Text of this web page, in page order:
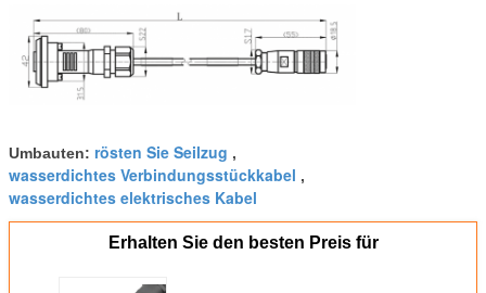
Umbauten: rösten Sie Seilzug ,
wasserdichtes Verbindungsstückkabel ,
wasserdichtes elektrisches Kabel
Erhalten Sie den besten Preis für